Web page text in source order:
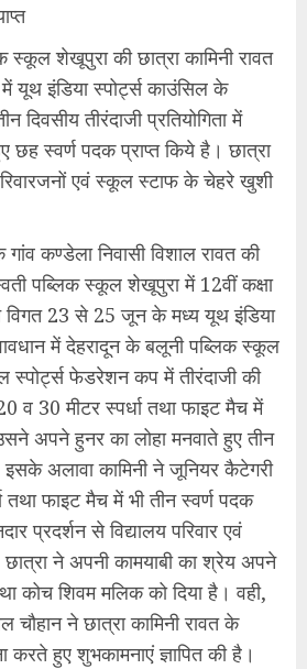
स्कूल शेखूपुरा की छात्रा कामिनी रावत
यूथ इंडिया स्पोर्ट्स काउंसिल के
दिवसीय तीरंदाजी प्रतियोगिता में
छह स्वर्ण पदक प्राप्त किये है। छात्रा
एवं स्कूल स्टाफ के चेहरे खुशी
गांव कण्डेला निवासी विशाल रावत की
पब्लिक स्कूल शेखूपुरा में 12वीं कक्षा
विगत 23 से 25 जून के मध्य यूथ इंडिया
में देहरादून के बलूनी पब्लिक स्कूल
फेडरेशन कप में तीरंदाजी की
व 30 मीटर स्पर्धा तथा फाइट मैच में
अपने हुनर का लोहा मनवाते हुए तीन
इसके अलावा कामिनी ने जूनियर कैटेगरी
तथा फाइट मैच में भी तीन स्वर्ण पदक
प्रदर्शन से विद्यालय परिवार एवं
छात्रा ने अपनी कामयाबी का श्रेय अपने
कोच शिवम मलिक को दिया है। वही,
चौहान ने छात्रा कामिनी रावत के
करते हुए शुभकामनाएं ज्ञापित की है।